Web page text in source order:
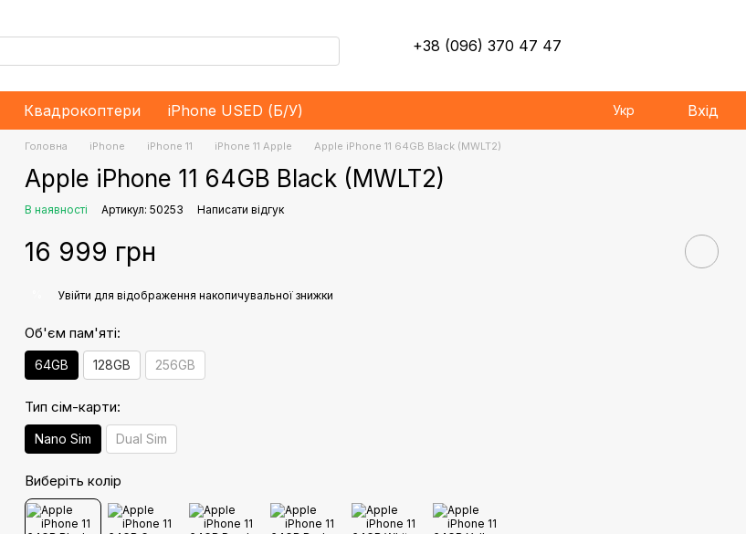
+38 (096) 370 47 47
Квадрокоптери iPhone USED (Б/У) Укр Вхід
Головна iPhone iPhone 11 iPhone 11 Apple Apple iPhone 11 64GB Black (MWLT2)
Apple iPhone 11 64GB Black (MWLT2)
В наявності Артикул: 50253 Написати відгук
16 999 грн
Увійти для відображення накопичувальної знижки
Об'єм пам'яті:
64GB 128GB 256GB
Тип сім-карти:
Nano Sim Dual Sim
Виберіть колір